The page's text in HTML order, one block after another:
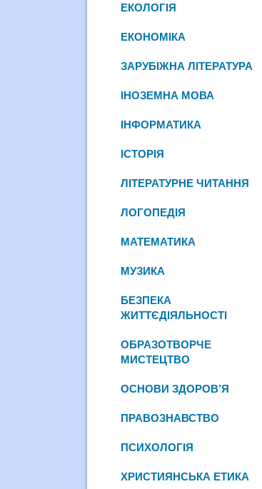
ЕКОЛОГІЯ
ЕКОНОМІКА
ЗАРУБІЖНА ЛІТЕРАТУРА
ІНОЗЕМНА МОВА
ІНФОРМАТИКА
ІСТОРІЯ
ЛІТЕРАТУРНЕ ЧИТАННЯ
ЛОГОПЕДІЯ
МАТЕМАТИКА
МУЗИКА
БЕЗПЕКА
ЖИТТЄДІЯЛЬНОСТІ
ОБРАЗОТВОРЧЕ
МИСТЕЦТВО
ОСНОВИ ЗДОРОВ’Я
ПРАВОЗНАВСТВО
ПСИХОЛОГІЯ
ХРИСТИЯНСЬКА ЕТИКА